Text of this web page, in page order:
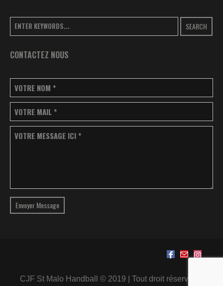
SEARCH
CONTACTEZ NOUS
VOTRE NOM *
VOTRE MAIL *
VOTRE MESSAGE ICI *
Envoyer Message
CJF St Malo Handball © 2019 | Tout droit réservé